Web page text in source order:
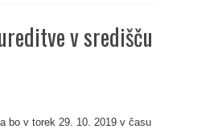
v središču
bo v torek 29. 10. 2019 v času